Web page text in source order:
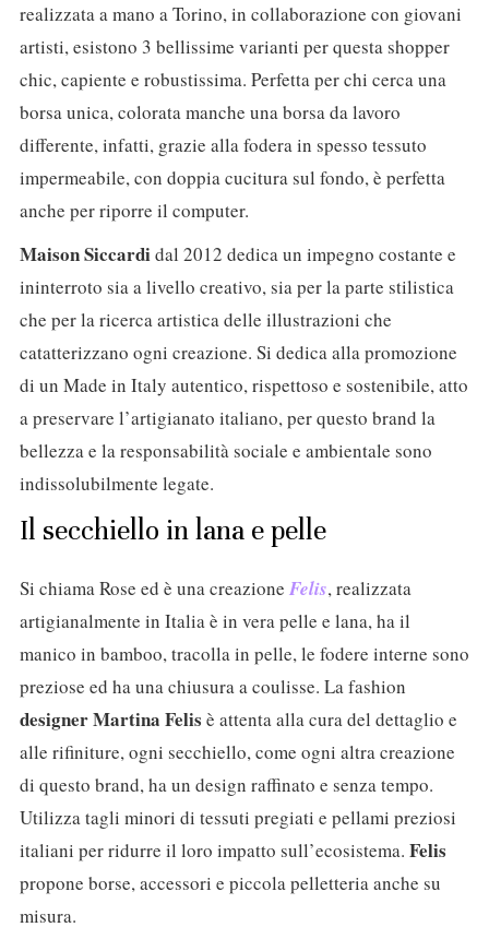
realizzata a mano a Torino, in collaborazione con giovani
artisti, esistono 3 bellissime varianti per questa shopper
chic, capiente e robustissima. Perfetta per chi cerca una
borsa unica, colorata manche una borsa da lavoro
differente, infatti, grazie alla fodera in spesso tessuto
impermeabile, con doppia cucitura sul fondo, è perfetta
anche per riporre il computer.
Maison Siccardidal 2012 dedica un impegno costante e
ininterroto sia a livello creativo, sia per la parte stilistica
che per la ricerca artistica delle illustrazioni che
catatterizzano ogni creazione. Si dedica alla promozione
di un Made in Italy autentico, rispettoso e sostenibile, atto
a preservare l’artigianato italiano, per questo brand la
bellezza e la responsabilità sociale e ambientale sono
indissolubilmente legate.
Il secchiello in lana e pelle
Si chiama Rose ed è una creazione Felis, realizzata
artigianalmente in Italia è in vera pelle e lana, ha il
manico in bamboo, tracolla in pelle, le fodere interne sono
preziose ed ha una chiusura a coulisse. La fashion
designer Martina Felis è attenta alla cura del dettaglio e
alle rifiniture, ogni secchiello, come ogni altra creazione
di questo brand, ha un design raffinato e senza tempo.
Utilizza tagli minori di tessuti pregiati e pellami preziosi
italiani per ridurre il loro impatto sull’ecosistema. Felis
propone borse, accessori e piccola pelletteria anche su
misura.